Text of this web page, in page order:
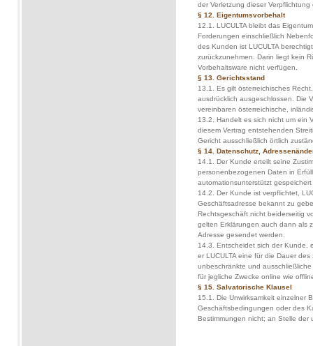
der Verletzung dieser
§ 12. Eigentumsvorbehalt
12.1. LUCULTA bleibt das
Forderungen einschließlich
des Kunden ist LUCULTA
zurückzunehmen. Darin liegt kein
Vorbehaltsware nicht verfügen.
§ 13. Gerichtsstand
13.1. Es gilt österreichisches
ausdrücklich ausgeschlossen. Die
vereinbaren österreichische,
13.2. Handelt es sich nicht um ein
diesem Vertrag entstehenden
Gericht ausschließlich örtlich
§ 14. Datenschutz,
14.1. Der Kunde erteilt seine
personenbezogenen Daten in
automationsunterstützt
14.2. Der Kunde ist verpflichtet,
Geschäftsadresse bekannt zu
Rechtsgeschäft nicht beiderseitig
gelten Erklärungen auch dann als
Adresse gesendet werden.
14.3. Entscheidet sich der Kunde,
er LUCULTA eine für die Dauer
unbeschränkte und
für jegliche Zwecke online wie
§ 15. Salvatorische Klausel
15.1. Die Unwirksamkeit einzelner
Geschäftsbedingungen oder des
Bestimmungen nicht; an Stelle der